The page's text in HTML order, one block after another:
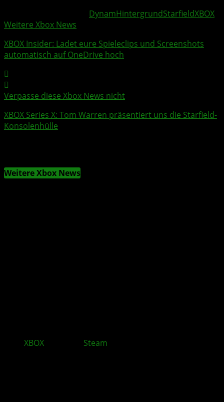
DynamHintergrundStarfieldXBOX
Weitere Xbox News
XBOX Insider: Ladet eure Spieleclips und Screenshots
automatisch aufOneDrive hoch
Verpasse diese Xbox News nicht
XBOX Series X: Tom Warren präsentiert uns die Starfield-
Konsolenhülle
Weitere Xbox News
XBOX Steam